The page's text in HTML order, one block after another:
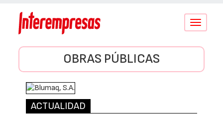
Conmutar
OBRAS PÚBLICAS
ACTUALIDAD